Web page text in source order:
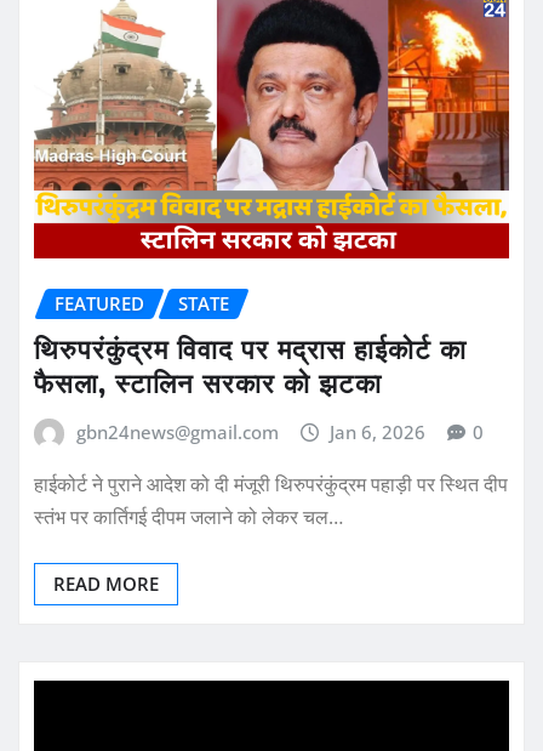
FEATURED STATE
थिरुपरंकुंद्रम विवाद पर मद्रास हाईकोर्ट का
फैसला, स्टालिन सरकार को झटका
gbn24news@gmail.com Jan 6, 2026 0
हाईकोर्ट ने पुराने आदेश को दी मंजूरी थिरुपरंकुंद्रम पहाड़ी पर स्थित दीप
स्तंभ पर कार्तिगई दीपम जलाने को लेकर चल…
READ MORE